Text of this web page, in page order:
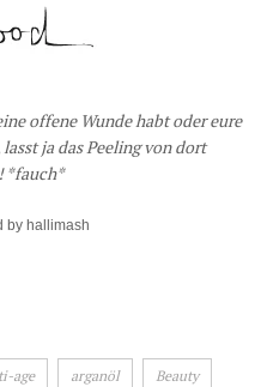
offene Wunde habt oder eure
ja das Peeling von dort
*fauch*
by hallimash
age arganöl Beauty